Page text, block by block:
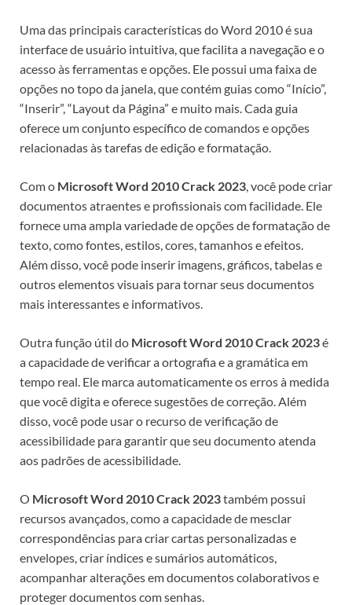
Uma das principais características do Word 2010 é sua
interface de usuário intuitiva, que facilita a navegação e o
acesso às ferramentas e opções. Ele possui uma faixa de
opções no topo da janela, que contém guias como “Início”,
“Inserir”, “Layout da Página” e muito mais. Cada guia
oferece um conjunto específico de comandos e opções
relacionadas às tarefas de edição e formatação.
Com o Microsoft Word 2010 Crack 2023 , você pode criar
documentos atraentes e profissionais com facilidade. Ele
fornece uma ampla variedade de opções de formatação de
texto, como fontes, estilos, cores, tamanhos e efeitos.
Além disso, você pode inserir imagens, gráficos, tabelas e
outros elementos visuais para tornar seus documentos
mais interessantes e informativos.
Outra função útil do Microsoft Word 2010 Crack 2023é
a capacidade de verificar a ortografia e a gramática em
tempo real. Ele marca automaticamente os erros à medida
que você digita e oferece sugestões de correção. Além
disso, você pode usar o recurso de verificação de
acessibilidade para garantir que seu documento atenda
aos padrões de acessibilidade.
O Microsoft Word 2010 Crack 2023também possui
recursos avançados, como a capacidade de mesclar
correspondências para criar cartas personalizadas e
envelopes, criar índices e sumários automáticos,
acompanhar alterações em documentos colaborativos e
proteger documentos com senhas.